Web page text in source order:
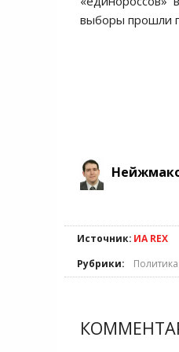
выборы прошли
Источник: ИА REX
Рубрики:
Политика